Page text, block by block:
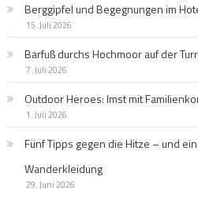
Berggipfel und Begegnungen im
15. Juli 2026
Barfuß durchs Hochmoor auf der
7. Juli 2026
Outdoor Heroes: Imst mit
1. Juli 2026
Fünf Tipps gegen die Hitze – und
Wanderkleidung
29. Juni 2026